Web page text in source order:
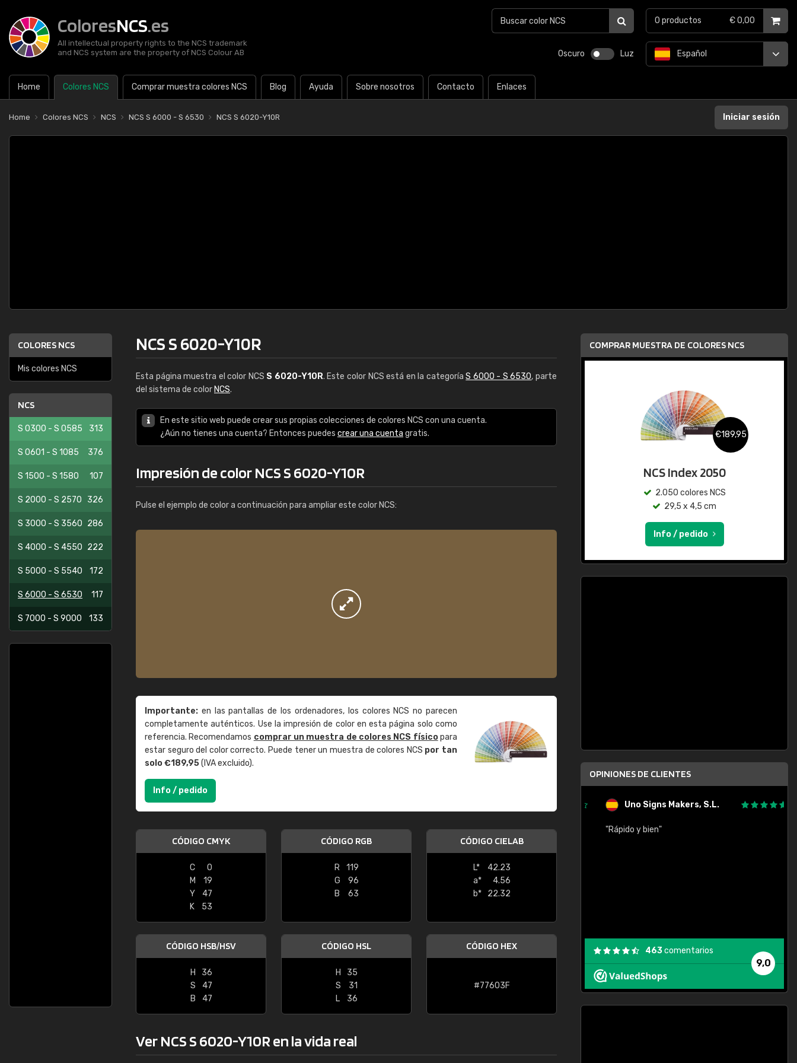
ColoresNCS.es
All intellectual property rights to the NCS trademark
and NCS system are the property of NCS Colour AB
Oscuro Luz
Home Colores NCS Comprar muestra colores NCS Blog Ayuda Sobre nosotros Contacto Enlaces
Español
0 productos € 0,00
Home Colores NCS NCS NCS S 6000 - S 6530 NCS S 6020-Y10R Iniciar sesión
COLORES NCS
Mis colores NCS
NCS
S 0300 - S 0585 313
S 0601 - S 1085 376
S 1500 - S 1580 107
S 2000 - S 2570 326
S 3000 - S 3560 286
S 4000 - S 4550 222
S 5000 - S 5540 172
S 6000 - S 6530 117
S 7000 - S 9000 133
NCS S 6020-Y10R
Esta página muestra el color NCS S 6020-Y10R. Este color NCS está en la categoríaS 6000 - S 6530, parte
del sistema de color NCS.
En este sitio web puede crear sus propias colecciones de colores NCS con una cuenta.
¿Aún no tienes una cuenta? Entonces puedes crear una cuenta gratis.
Impresión de color NCS S 6020-Y10R
Pulse el ejemplo de color a continuación para ampliar este color NCS:
Importante: en las pantallas de los ordenadores, los colores NCS no parecen
completamente auténticos. Use la impresión de color en esta página solo como
referencia. Recomendamos comprar un muestra de colores NCS físicopara
estar seguro del color correcto. Puede tener un muestra de colores NCS por tan
solo €189,95(IVA excluido).
Info / pedido
CÓDIGO CMYK
C
0
M
19
Y
47
K
53
CÓDIGO RGB
R
119
G
96
B
63
CÓDIGO CIELAB
L*
42.23
a*
4.56
b*
22.32
CÓDIGO HSB/HSV
H
36
S
47
B
47
CÓDIGO HSL
H
35
S
31
L
36
CÓDIGO HEX
#77603F
Ver NCS S 6020-Y10R en la vida real
COMPRAR MUESTRA DE COLORES NCS
€189,95
NCS Index 2050
2.050 colores NCS
29,5 x 4,5 cm
Info / pedido
OPINIONES DE CLIENTES
"Buen servicio. No obstante No es fácil
encontrar/comprar lo que se busca"
Uno Signs Makers, S.L.
"Rápido y bien"
9,0
463comentarios